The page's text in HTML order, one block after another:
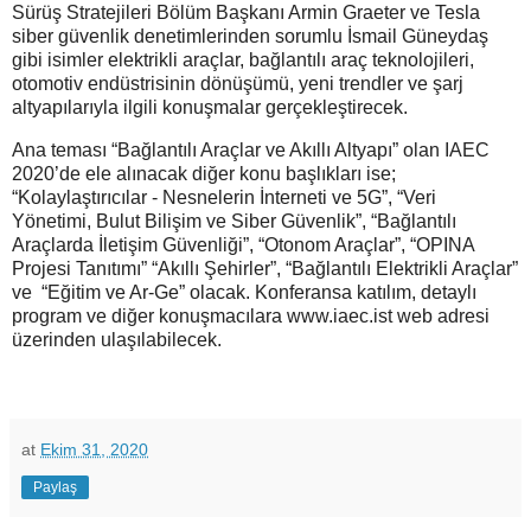
Sürüş Stratejileri Bölüm Başkanı Armin Graeter ve Tesla
siber güvenlik denetimlerinden sorumlu İsmail Güneydaş
gibi isimler elektrikli araçlar, bağlantılı araç teknolojileri,
otomotiv endüstrisinin dönüşümü, yeni trendler ve şarj
altyapılarıyla ilgili konuşmalar gerçekleştirecek.
Ana teması “Bağlantılı Araçlar ve Akıllı Altyapı” olan IAEC
2020’de ele alınacak diğer konu başlıkları ise;
“Kolaylaştırıcılar - Nesnelerin İnterneti ve 5G”, “Veri
Yönetimi, Bulut Bilişim ve Siber Güvenlik”, “Bağlantılı
Araçlarda İletişim Güvenliği”, “Otonom Araçlar”, “OPINA
Projesi Tanıtımı” “Akıllı Şehirler”, “Bağlantılı Elektrikli Araçlar”
ve “Eğitim ve Ar-Ge” olacak. Konferansa katılım, detaylı
program ve diğer konuşmacılara www.iaec.ist web adresi
üzerinden ulaşılabilecek.
at Ekim 31, 2020
Paylaş